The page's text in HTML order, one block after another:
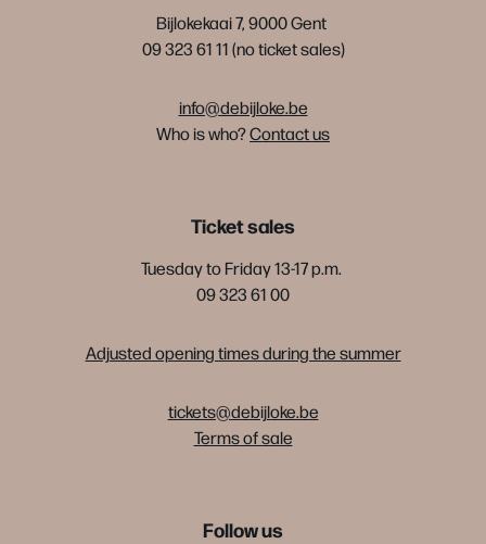
Bijlokekaai 7, 9000 Gent
09 323 61 11 (no ticket sales)
info@debijloke.be
Who is who?Contact us
Ticket sales
Tuesday to Friday 13-17 p.m.
09 323 61 00
Adjusted opening times during the summer
tickets@debijloke.be
Terms of sale
Follow us